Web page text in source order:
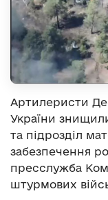
Артилеристи
України
та підрозділ
забезпечення
пресслужба
штурмових